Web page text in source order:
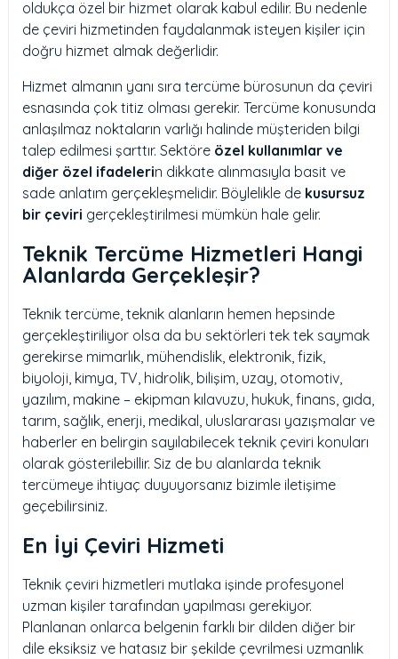
oldukça özel bir hizmet olarak kabul edilir. Bu nedenle
de çeviri hizmetinden faydalanmak isteyen kişiler için
doğru hizmet almak değerlidir.
Hizmet almanın yanı sıra tercüme bürosunun da çeviri
esnasında çok titiz olması gerekir. Tercüme konusunda
anlaşılmaz noktaların varlığı halinde müşteriden bilgi
talep edilmesi şarttır. Sektöre özel kullanımlar ve
diğer özel ifadelerin dikkate alınmasıyla basit ve
sade anlatım gerçekleşmelidir. Böylelikle de kusursuz
bir çeviri gerçekleştirilmesi mümkün hale gelir.
Teknik Tercüme Hizmetleri Hangi
Alanlarda Gerçekleşir?
Teknik tercüme, teknik alanların hemen hepsinde
gerçekleştiriliyor olsa da bu sektörleri tek tek saymak
gerekirse mimarlık, mühendislik, elektronik, fizik,
biyoloji, kimya, TV, hidrolik, bilişim, uzay, otomotiv,
yazılım, makine – ekipman kılavuzu, hukuk, finans, gıda,
tarım, sağlık, enerji, medikal, uluslararası yazışmalar ve
haberler en belirgin sayılabilecek teknik çeviri konuları
olarak gösterilebillir. Siz de bu alanlarda teknik
tercümeye ihtiyaç duyuyorsanız bizimle iletişime
geçebilirsiniz.
En İyi Çeviri Hizmeti
Teknik çeviri hizmetleri mutlaka işinde profesyonel
uzman kişiler tarafından yapılması gerekiyor.
Planlanan onlarca belgenin farklı bir dilden diğer bir
dile eksiksiz ve hatasız bir şekilde çevrilmesi uzmanlık